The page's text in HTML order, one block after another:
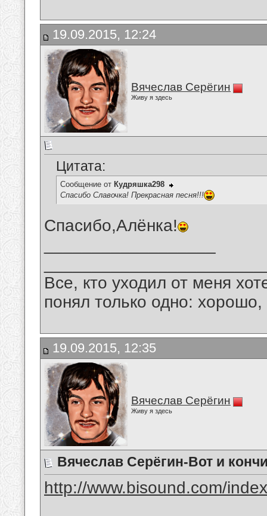
19.09.2015, 12:24
Вячеслав Серёгин
Живу я здесь
Цитата:
Сообщение от Кудряшка298
Спасибо Славочка! Прекрасная песня!!!
Спасибо,Алёнка!
Все, кто уходил от меня
понял только одно:
19.09.2015, 12:35
Вячеслав Серёгин
Живу я здесь
Вячеслав Серёгин-Вот и
http://www.bisound.com/